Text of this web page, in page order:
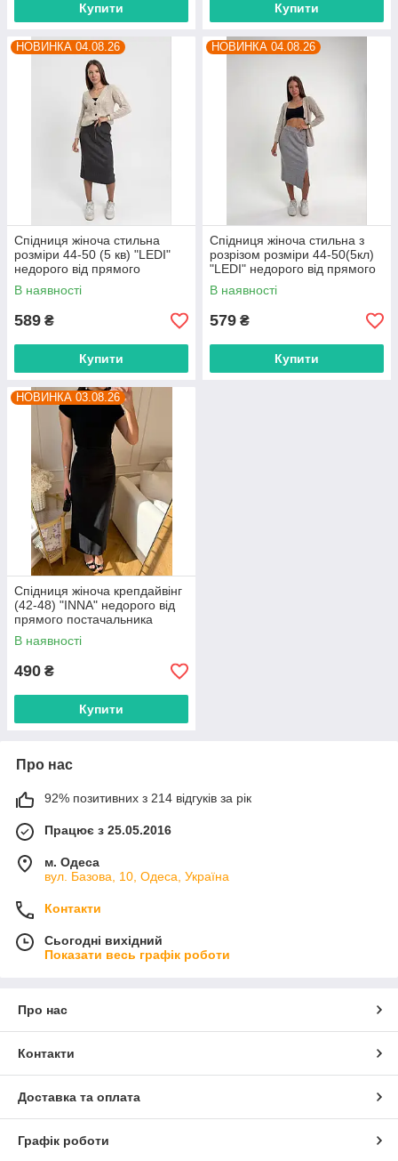
Купити Купити
НОВИНКА 04.08.26
Спідниця жіноча стильна
розміри 44-50 (5 кв) "LEDI"
недорого від прямого
постачальника
В наявності
589 ₴
Купити
НОВИНКА 04.08.26
Спідниця жіноча стильна з
розрізом розміри 44-50(5кл)
"LEDI" недорого від прямого
постачальника
В наявності
579 ₴
Купити
НОВИНКА 03.08.26
Спідниця жіноча крепдайвінг
(42-48) "INNA" недорого від
прямого постачальника
В наявності
490 ₴
Купити
Про нас
92% позитивних з 214 відгуків за рік
Працює з 25.05.2016
м. Одеса
вул. Базова, 10, Одеса, Україна
Контакти
Сьогодні вихідний
Показати весь графік роботи
Про нас
Контакти
Доставка та оплата
Графік роботи